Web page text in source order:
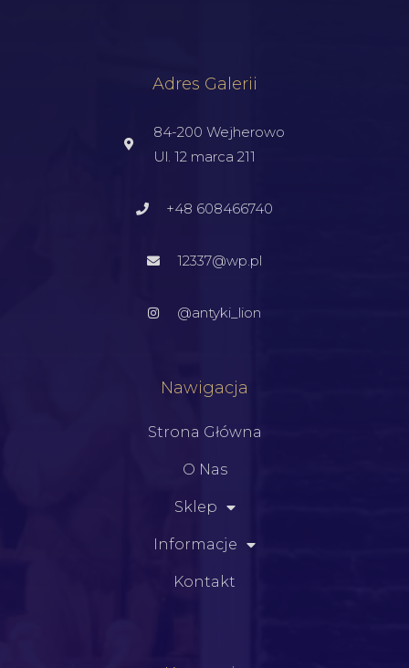
Adres Galerii
84-200 Wejherowo
Ul. 12 marca 211
+48 608466740
12337@wp.pl
@antyki_lion
Nawigacja
Strona Główna
O Nas
Sklep
Informacje
Kontakt